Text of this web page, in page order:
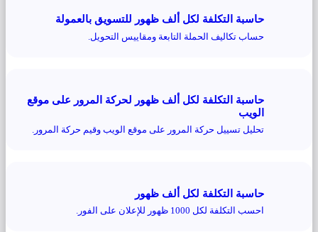
حاسبة التكلفة لكل ألف ظهور للتسويق بالعمولة
حساب تكاليف الحملة التابعة ومقاييس التحويل.
حاسبة التكلفة لكل ألف ظهور لحركة المرور على موقع
الويب
تحليل تسييل حركة المرور على موقع الويب وقيم حركة المرور.
حاسبة التكلفة لكل ألف ظهور
احسب التكلفة لكل 1000 ظهور للإعلان على الفور.